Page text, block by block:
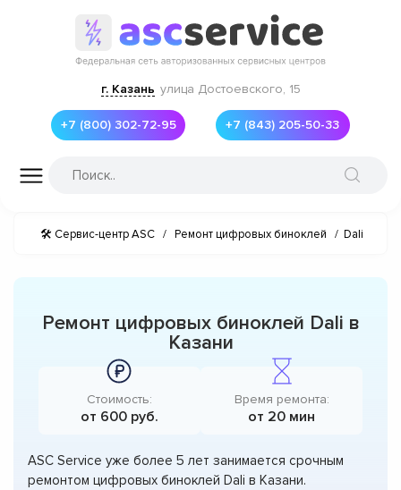
г. Казань улица Достоевского, 15
+7 (800) 302-72-95 +7 (843) 205-50-33
🛠 Сервис-центр ASC / Ремонт цифровых биноклей / Dali
Ремонт цифровых биноклей Dali в
Казани
Стоимость:
от 600 руб.
Время ремонта:
от 20 мин
ASC Service уже более 5 лет занимается срочным
ремонтом цифровых биноклей Dali в Казани.